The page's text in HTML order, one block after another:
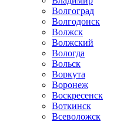
Волгоград
Волгодонск
Волжск
Волжский
Вологда
Вольск
Воркута
Воронеж
Воскресенск
Воткинск
Всеволожск